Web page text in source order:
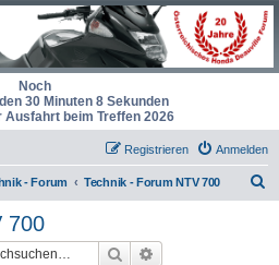
Noch
30 Minuten 7 Sekunden
Ausfahrt beim Treffen 2026
Anmelden
Registrieren
- Forum Technik - Forum NTV 700
700
Suche